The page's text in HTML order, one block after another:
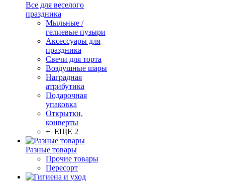
Все для веселого
праздника
Мыльные /
гелиевые пузыри
Аксессуары для
праздника
Свечи для торта
Воздушные шары
Наградная
атрибутика
Подарочная
упаковка
Открытки,
конверты
+ ЕЩЕ 2
Разные товары
Прочие товары
Пересорт